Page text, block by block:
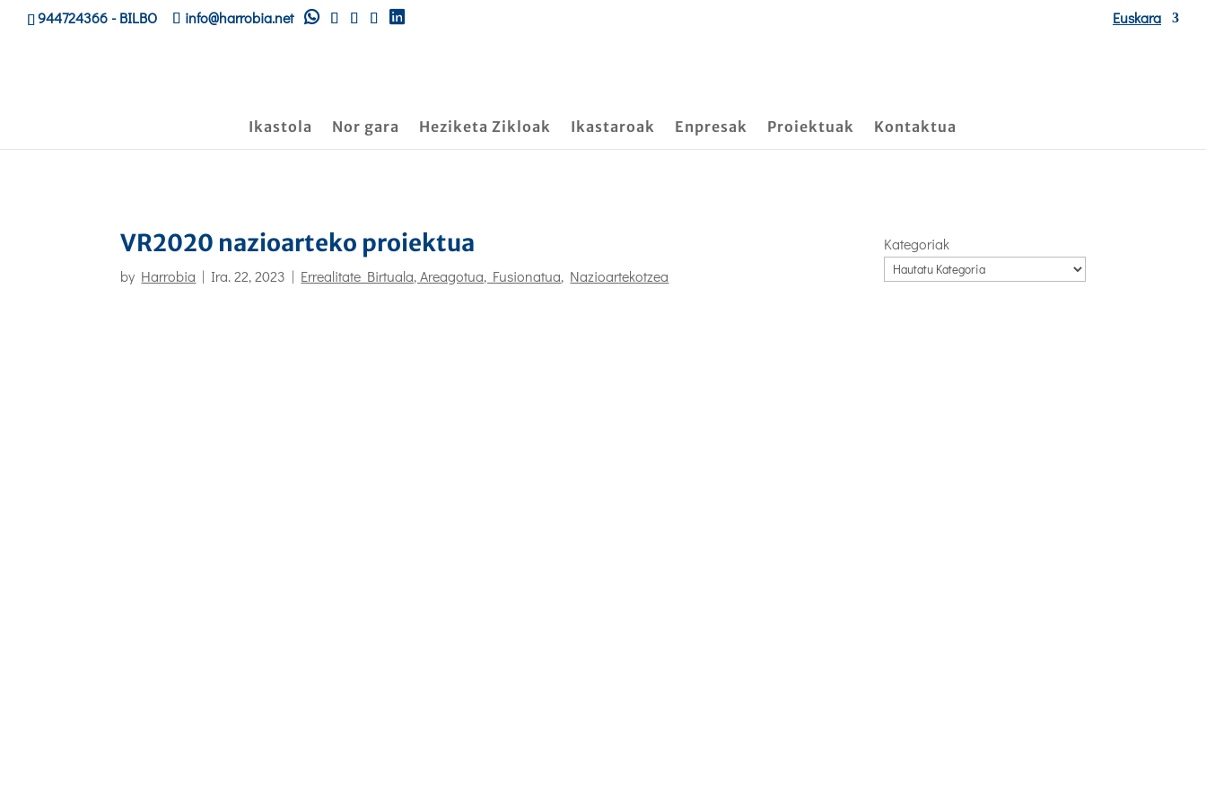
944724366- BILBO info@harrobia.net Euskara
Ikastola Nor gara Heziketa Zikloak Ikastaroak Enpresak Proiektuak Kontaktua
VR2020 nazioarteko proiektua
by Harrobia | Ira. 22, 2023 | Errealitate Birtuala, Areagotua, Fusionatua, Nazioartekotzea
Kategoriak